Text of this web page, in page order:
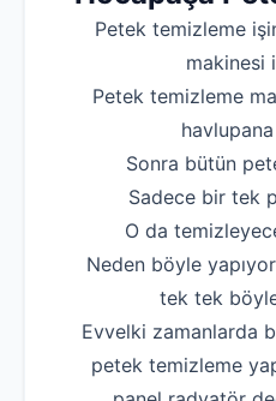
Petek temizleme
makinesi
Petek temizleme
Sonra bütün
Sadece bir tek
O da
Neden böyle
tek tek
Evvelki zamanlarda
petek temizleme